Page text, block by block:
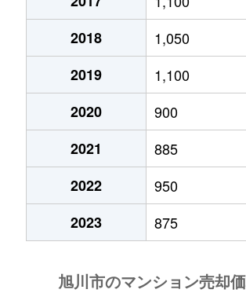
2018
1,050
2019
1,100
2020
900
2021
885
2022
950
2023
875